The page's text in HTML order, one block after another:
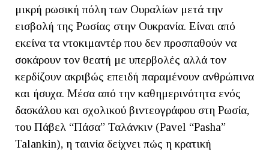
μικρή ρωσική πόλη των Ουραλίων μετά την
εισβολή της Ρωσίας στην Ουκρανία. Είναι από
εκείνα τα ντοκιμαντέρ που δεν προσπαθούν να
σοκάρουν τον θεατή με υπερβολές αλλά τον
κερδίζουν ακριβώς επειδή παραμένουν ανθρώπινα
και ήσυχα. Μέσα από την καθημερινότητα ενός
δασκάλου και σχολικού βιντεογράφου στη Ρωσία,
του Πάβελ “Πάσα” Ταλάνκιν (Pavel “Pasha”
Talankin), η ταινία δείχνει πώς η κρατική